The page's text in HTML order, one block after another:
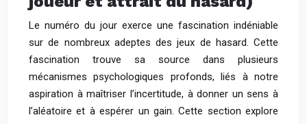
Le numéro du jour exerce une fascination indéniable
sur de nombreux adeptes des jeux de hasard. Cette
fascination trouve sa source dans plusieurs
mécanismes psychologiques profonds, liés à notre
aspiration à maîtriser l’incertitude, à donner un sens à
l’aléatoire et à espérer un gain. Cette section explore